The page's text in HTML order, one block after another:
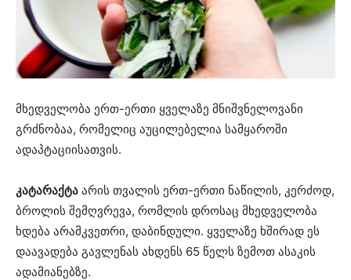
მხედველობა ერთ-ერთი ყველაზე მნიშვნელოვანი
გრძნობაა, რომელიც აუცილებელია სამყაროში
ადაპტაციისათვის.
კატარაქტა არის თვალის ერთ-ერთი ნაწილის, კერძოდ,
ბროლის შემღვრევა, რომლის დროსაც მხედველობა
ხდება არამკვეთრი, დაბინდული. ყველაზე ხშირად ეს
დაავადება გავლენას ახდენს 65 წელს ზემოთ ასაკის
ადამიანებზე.